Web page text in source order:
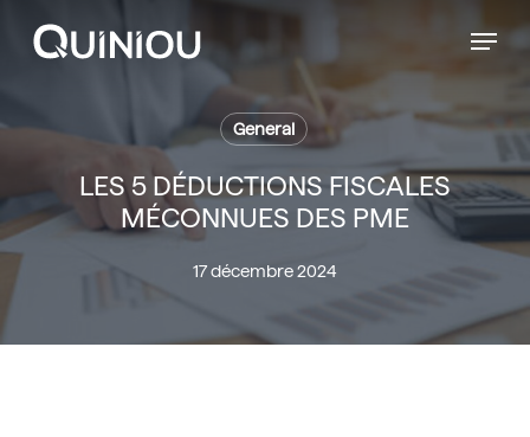
Menu
General
LES 5 DÉDUCTIONS FISCALES
MÉCONNUES DES PME
17 décembre 2024